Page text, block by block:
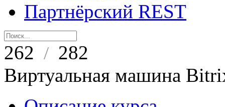
Партнёрский REST
262 / 282
Виртуальная машина